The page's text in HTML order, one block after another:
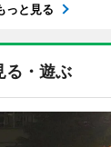
っと見る
る・遊ぶ